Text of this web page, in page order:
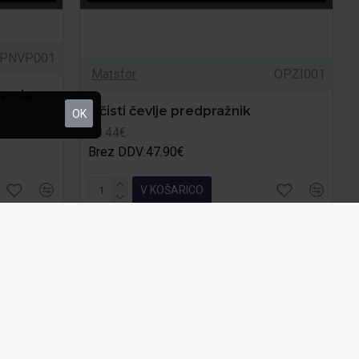
Matsfor OPZI001
Očisti čevlje predpražnik
58.44€
Brez DDV:47.90€
V KOŠARICO
OK